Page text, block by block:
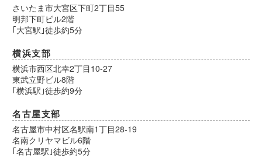
さいたま市大宮区下町2丁目55
明邦下町ビル2階
｢大宮駅｣徒歩約5分
横浜支部
横浜市西区北幸2丁目10-27
東武立野ビル8階
｢横浜駅｣徒歩約9分
名古屋支部
名古屋市中村区名駅南1丁目28-19
名南クリヤマビル6階
｢名古屋駅｣徒歩約5分